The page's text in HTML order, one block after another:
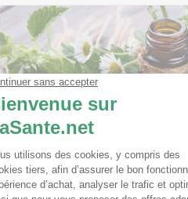
Ma trousse à pharmacie
Ceci est un petit guide pratique
homéopathiques à avoir chez soi